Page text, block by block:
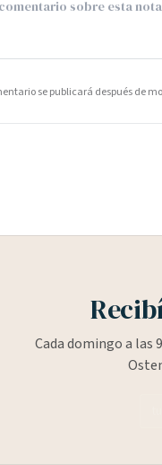
se publicará después de
Cada domingo a las